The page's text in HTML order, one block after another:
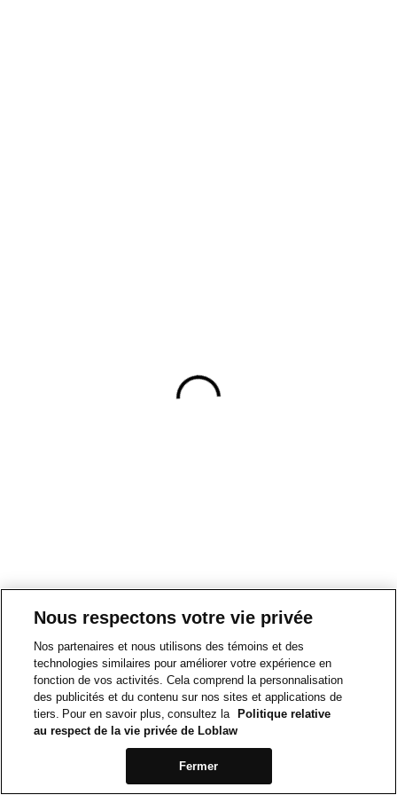
Nous respectons votre vie privée
Nos partenaires et nous utilisons des témoins et des
technologies similaires pour améliorer votre expérience en
fonction de vos activités. Cela comprend la personnalisation
des publicités et du contenu sur nos sites et applications de
tiers. Pour en savoir plus, consultez la
Politique relative
au respect de la vie privée de Loblaw
Fermer